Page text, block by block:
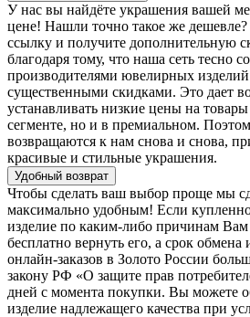
У нас вы найдёте украшения вашей
цене! Нашли точно такое же
ссылку и получите дополнительную
благодаря тому, что наша сеть тесно
производителями ювелирных изделий
существенными скидками. Это дает
устанавливать низкие цены на
сегменте, но и в премиальном.
возвращаются к нам снова и снова,
красивые и стильные украшения.
Удобный возврат
Чтобы сделать ваш выбор проще мы
максимально удобным! Если
изделие по каким-либо причинам
бесплатно вернуть его, а срок обмена
онлайн-заказов в Золото России
закону РФ «О защите прав
дней с момента покупки. Вы можете
изделие надлежащего качества при